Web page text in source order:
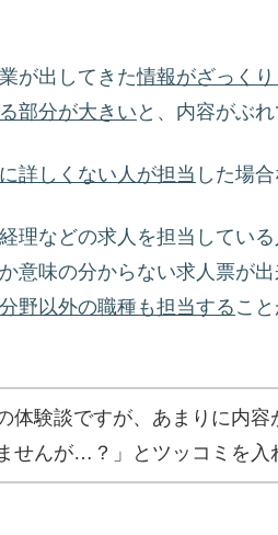
が出してきた情報がざっく
部分が大きいと、内容がぶれ
詳しくない人が担当 した場
理などの求人を担当してい
意味の分からない求人票が
野以外の職種も担当する こ
体験談ですが、あまりに内
せんが…？」とツッコミを入